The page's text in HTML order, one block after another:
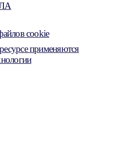
cookie
применяются